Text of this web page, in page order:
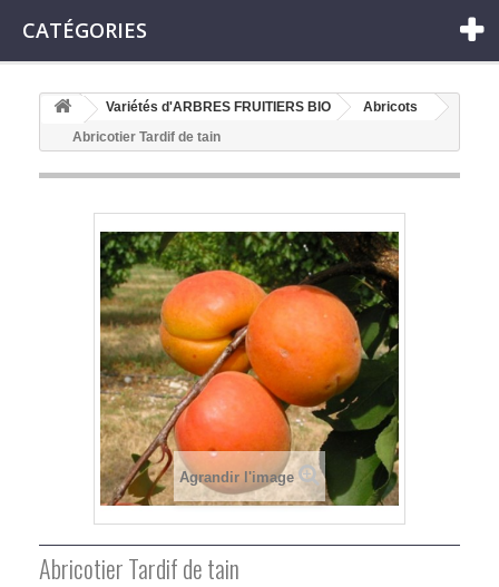
CATÉGORIES
Variétés d'ARBRES FRUITIERS BIO
Abricots
Abricotier Tardif de tain
Agrandir l'image
Abricotier Tardif de tain